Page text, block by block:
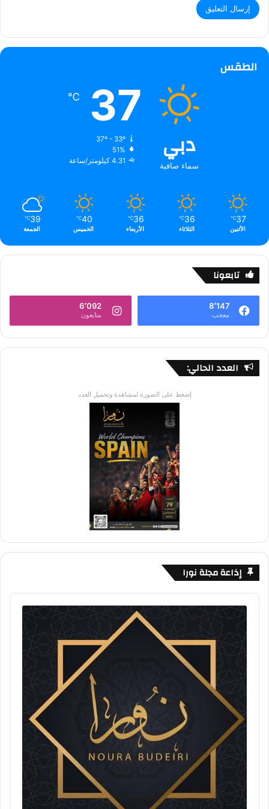
الطقس
دبي
سماء صافية
37
℃
37º - 33º
51%
4.31 كيلومتر/ساعة
37
℃
الأثنين
36
℃
الثلاثاء
36
℃
الأربعاء
40
℃
الخميس
39
℃
الجمعة
تابعونا
8٬147
معجب
6٬092
متابعون
العدد الحالي:
إضغط على الصورة لمشاهدة وتحميل العدد
إذاعة مجلة نورا
Audio
Player